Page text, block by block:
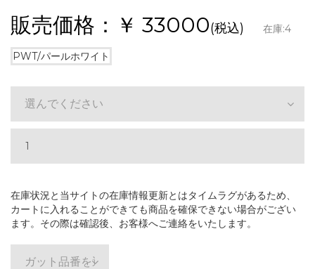
販売価格：￥ 33000(税込) 在庫:4
PWT/パールホワイト
選んでください
在庫状況と当サイトの在庫情報更新とはタイムラグがあるため、
カートに入れることができても商品を確保できない場合がござい
ます。その際は確認後、お客様へご連絡をいたします。
ガット品番を選ぶ